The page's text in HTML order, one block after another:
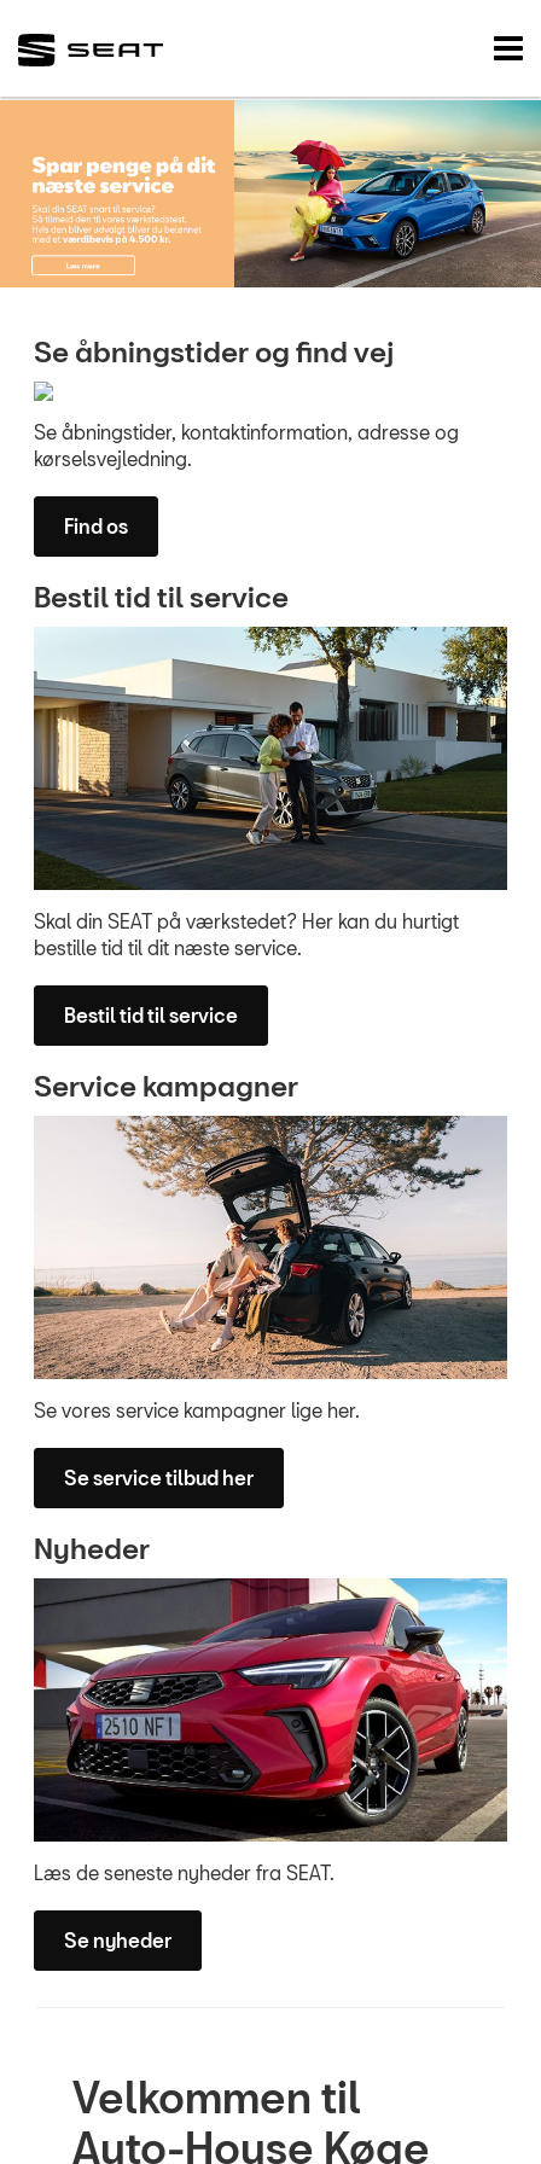
BRUGTE BILER
VÆRKSTED
NYHEDER
Se åbningstider og find vej
Se åbningstider, kontaktinformation, adresse og
kørselsvejledning.
Find os
Bestil tid til service
Skal din SEAT på værkstedet? Her kan du hurtigt
bestille tid til dit næste service.
Bestil tid til service
Service kampagner
Se vores service kampagner lige her.
Se service tilbud her
Nyheder
Læs de seneste nyheder fra SEAT.
Se nyheder
Velkommen til
Auto-House Køge